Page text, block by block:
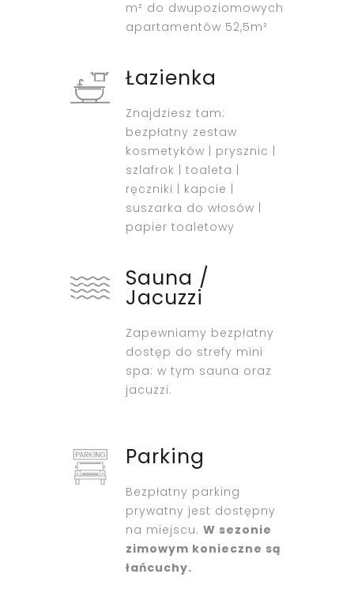
m² do dwupoziomowych
apartamentów 52,5m²
Łazienka
Znajdziesz tam:
bezpłatny zestaw
kosmetyków | prysznic |
szlafrok | toaleta |
ręczniki | kapcie |
suszarka do włosów |
papier toaletowy
Sauna /
Jacuzzi
Zapewniamy bezpłatny
dostęp do strefy mini
spa: w tym sauna oraz
jacuzzi.
Parking
Bezpłatny parking
prywatny jest dostępny
na miejscu. W sezonie
zimowym konieczne są
łańcuchy.